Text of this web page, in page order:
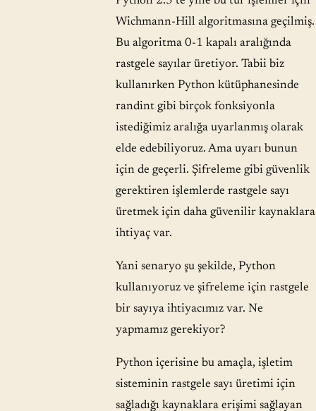
Wichmann-Hill algoritmasına geçilmiş.
Bu algoritma 0-1 kapalı aralığında
rastgele sayılar üretiyor. Tabii biz
kullanırken Python kütüphanesinde
randint gibi birçok fonksiyonla
istediğimiz aralığa uyarlanmış olarak
elde edebiliyoruz. Ama uyarı bunun
için de geçerli. Şifreleme gibi güvenlik
gerektiren işlemlerde rastgele sayı
üretmek için daha güvenilir kaynaklara
ihtiyaç var.
Yani senaryo şu şekilde, Python
kullanıyoruz ve şifreleme için rastgele
bir sayıya ihtiyacımız var. Ne
yapmamız gerekiyor?
Python içerisine bu amaçla, işletim
sisteminin rastgele sayı üretimi için
sağladığı kaynaklara erişimi sağlayan